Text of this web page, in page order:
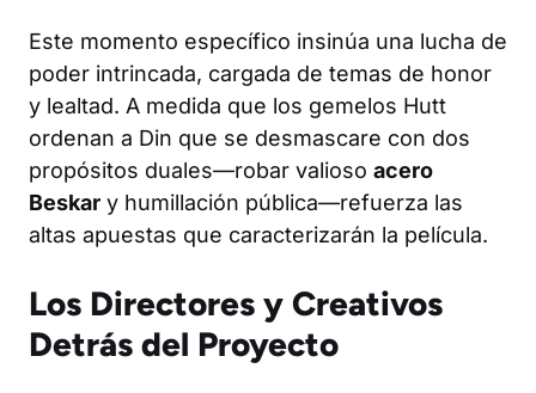
Este momento específico insinúa una lucha de
poder intrincada, cargada de temas de honor
y lealtad. A medida que los gemelos Hutt
ordenan a Din que se desmascare con dos
propósitos duales—robar valioso acero
Beskar y humillación pública—refuerza las
altas apuestas que caracterizarán la película.
Los Directores y Creativos
Detrás del Proyecto